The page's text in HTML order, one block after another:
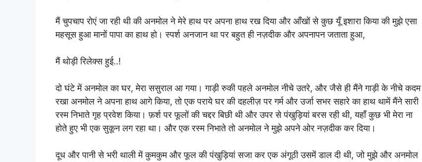
मैं चुपचाप रोएं जा रही थी की अनमोल ने मेरे हाथ पर अपना हाथ रख दिया और आँखों से कुछ यूँ इशारा किया की मुझे एसा
महसूस हुआ मानों पापा का हाथ हो। स्पर्श अनजान था पर बहुत ही नज़दीक और अपनापन जताता हुआ,
मैं थोड़ी रिलेक्स हुई..!
दो घंटे में अनमोल का घर, मेरा ससुराल आ गया। गाड़ी रुकी पहले अनमोल नीचे उतरे, और जैसे ही मैंने गाड़ी के नीचे कदम
रखा अनमोल ने अपना हाथ आगे किया, तो एक पराये घर की दहलीज़ पर गर्म और उर्जा सभर सहारे का हाथ थामें मैंने सारी
रस्म निभाते गृह प्रवेश किया। फ़र्श पर फूलों की चद्दर बिछी थी और उपर से पंखुड़ियां बरस रही थी, यहाँ कुछ भी मेरा ना
होते हुए भी एक सुकून लग रहा था। और एक रस्म निभाते तो अनमोल ने मुझे अपने ओर नज़दीक कर दिया।
दूध और पानी से भरी थाली में कुमकुम और फूल की पंखुड़ियां सजा कर एक अंगूठी उसमें डाल दी थी, जो मुझे और अनमोल